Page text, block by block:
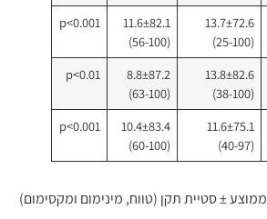
13.7±72.6
(25-100)
11.6±82.1
(56-100)
p<0.001
13.8±82.6
(38-100)
8.8±87.2
(63-100)
p<0.01
11.6±75.1
(40-97)
10.4±83.4
(60-100)
p<0.001
± סטיית תקן (טווח, מינימום ומקסימום)